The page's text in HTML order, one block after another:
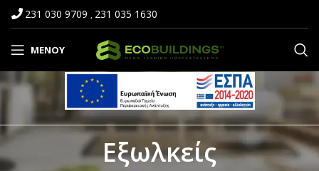
231 030 9709 , 231 035 1630
ΜΕΝΟΎ
Εξωλκείς